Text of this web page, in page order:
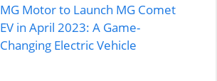
MG Motor to Launch MG Comet
EV in April 2023: A Game-
Changing Electric Vehicle